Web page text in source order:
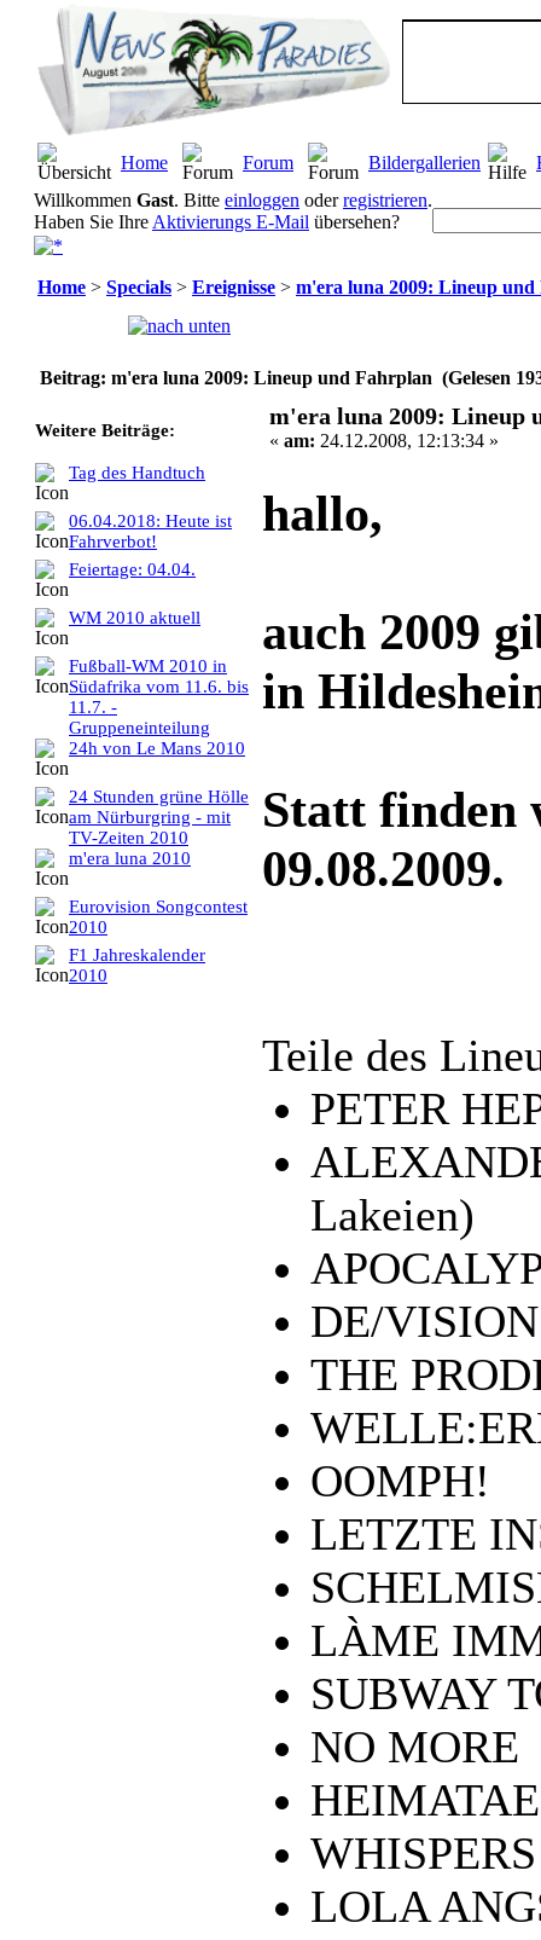
Home Forum Bildergallerien
Willkommen Gast. Bitte einloggen oderregistrieren.
Haben Sie Ihre Aktivierungs E-Mail übersehen?
Home > Specials > Ereignisse > m'era luna 2009: Lineup
Beitrag: m'era luna 2009: Lineup und Fahrplan (Gelesen
Weitere Beiträge:
Tag des Handtuch
06.04.2018: Heute ist
Fahrverbot!
Feiertage: 04.04.
WM 2010 aktuell
Fußball-WM 2010 in
Südafrika vom 11.6. bis
11.7. -
Gruppeneinteilung
24h von Le Mans 2010
24 Stunden grüne Hölle
am Nürburgring - mit
TV-Zeiten 2010
m'era luna 2010
Eurovision Songcontest
2010
F1 Jahreskalender
2010
m'era luna 2009: Lineup
« am: 24.12.2008, 12:13:34 »
hallo,
auch 2009
in
Statt finden
09.08.2009.
Teile des
PETER
Lakeien)
DE/VISION
THE
OOMPH!
LETZTE
LÀME
SUBWAY
NO MORE
LOLA